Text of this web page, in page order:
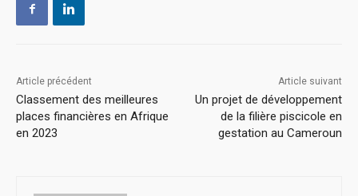
Article précédent
Classement des meilleures
places financières en Afrique
en 2023
Article suivant
Un projet de développement
de la filière piscicole en
gestation au Cameroun